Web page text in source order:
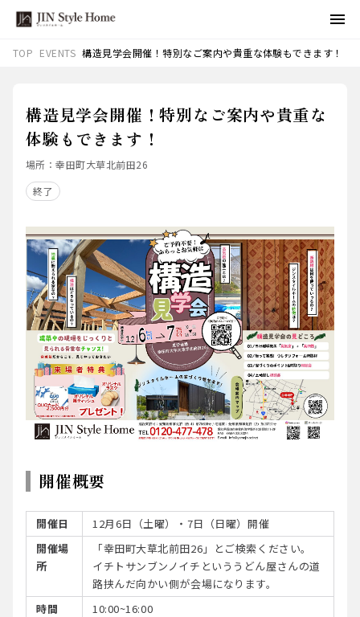
TOP EVENTS 構造見学会開催！特別なご案内や貴重な体験もできます！
構造見学会開催！特別なご案内や貴重な
体験もできます！
場所：幸田町大草北前田26
終了
開催概要
開催日
12月6日（土曜）・7日（日曜）開催
開催場
所
「幸田町大草北前田26」とご検索ください。
イチトサンブンノイチといううどん屋さんの道
路挟んだ向かい側が会場になります。
時間
10:00~16:00